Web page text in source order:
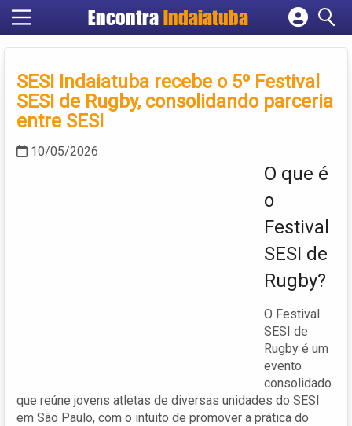
Encontra Indaiatuba
Cadastrar empresa
Criar conta
SESI Indaiatuba recebe o 5º Festival
SESI de Rugby, consolidando parceria
entre SESI
10/05/2026
O que é
o
Festival
SESI de
Rugby?
O Festival
SESI de
Rugby é um
evento
consolidado
que reúne jovens atletas de diversas unidades do SESI
em São Paulo, com o intuito de promover a prática do